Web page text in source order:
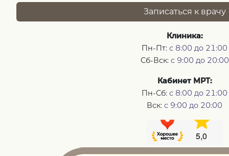
Записаться к врачу
Клиника:
Пн-Пт: с 8:00 до 21:00
Сб-Вск: с 9:00 до 20:00
Кабинет МРТ:
Пн-Сб: с 8:00 до 21:00
Вск: с 9:00 до 20:00